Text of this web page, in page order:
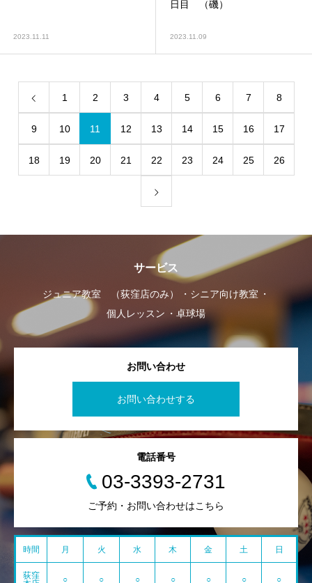
2023.11.11
日目 （磯）
2023.11.09
1 2 3 4 5 6 7 8
9 10 11 12 13 14 15 16 17
18 19 20 21 22 23 24 25 26
サービス
ジュニア教室 （荻窪店のみ）
シニア向け教室
個人レッスン
卓球場
お問い合わせ
お問い合わせする
電話番号
03-3393-2731
ご予約・お問い合わせはこちら
時間 月 火 水 木 金 土 日
荻窪
○ ○ ○ ○ ○ ○ ○